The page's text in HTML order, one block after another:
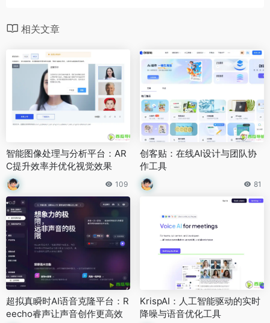
相关文章
智能图像处理与分析平台：AR
C提升效率并优化视觉效果
109
创客贴：在线AI设计与团队协
作工具
81
超拟真瞬时AI语音克隆平台：R
eecho睿声让声音创作更高效
KrispAI：人工智能驱动的实时
降噪与语音优化工具